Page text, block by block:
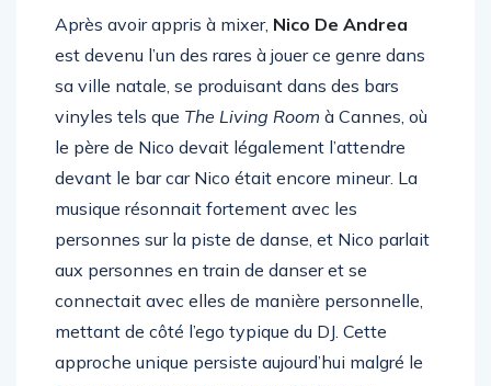
est devenu l’un des rares à jouer ce genre dans
sa ville natale, se produisant dans des bars
vinyles tels queThe Living Roomà Cannes, où
le père de Nico devait légalement l’attendre
devant le bar car Nico était encore mineur. La
musique résonnait fortement avec les
personnes sur la piste de danse, et Nico parlait
aux personnes en train de danser et se
connectait avec elles de manière personnelle,
mettant de côté l’ego typique du DJ. Cette
approche unique persiste aujourd’hui malgré le
fait que Nico joue devant des foules plus